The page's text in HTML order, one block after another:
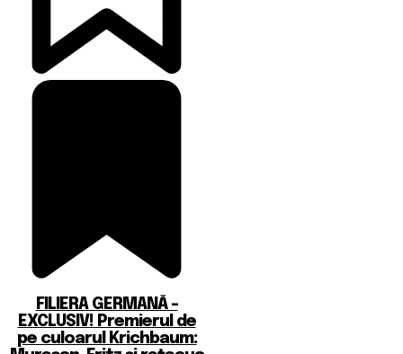
FILIERA GERMANĂ –
EXCLUSIV! Premierul de
pe culoarul Krichbaum: